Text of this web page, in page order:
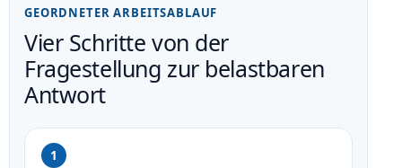
GEORDNETER ARBEITSABLAUF
Vier Schritte von der
Fragestellung zur belastbaren
Antwort